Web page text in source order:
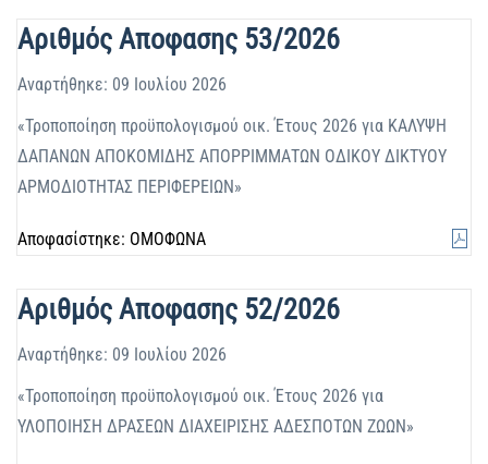
Αριθμός Αποφασης 53/2026
Αναρτήθηκε: 09 Ιουλίου 2026
«Τροποποίηση προϋπολογισμού οικ. Έτους 2026 για ΚΑΛΥΨΗ
ΔΑΠΑΝΩΝ ΑΠΟΚΟΜΙΔΗΣ ΑΠΟΡΡΙΜΜΑΤΩΝ ΟΔΙΚΟΥ ΔΙΚΤΥΟΥ
ΑΡΜΟΔΙΟΤΗΤΑΣ ΠΕΡΙΦΕΡΕΙΩΝ»
Αποφασίστηκε: ΟΜΟΦΩΝΑ
Αριθμός Αποφασης 52/2026
Αναρτήθηκε: 09 Ιουλίου 2026
«Τροποποίηση προϋπολογισμού οικ. Έτους 2026 για
ΥΛΟΠΟΙΗΣΗ ΔΡΑΣΕΩΝ ΔΙΑΧΕΙΡΙΣΗΣ ΑΔΕΣΠΟΤΩΝ ΖΩΩΝ»